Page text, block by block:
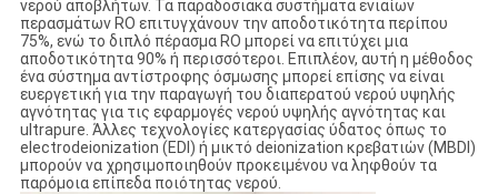
νερού αποβλήτων. Τα παραδοσιακά συστήματα ενιαίων
περασμάτων RO επιτυγχάνουν την αποδοτικότητα περίπου
75%, ενώ το διπλό πέρασμα RO μπορεί να επιτύχει μια
αποδοτικότητα 90% ή περισσότεροι. Επιπλέον, αυτή η μέθοδος
ένα σύστημα αντίστροφης όσμωσης μπορεί επίσης να είναι
ευεργετική για την παραγωγή του διαπερατού νερού υψηλής
αγνότητας για τις εφαρμογές νερού υψηλής αγνότητας και
ultrapure. Άλλες τεχνολογίες κατεργασίας ύδατος όπως το
electrodeionization (EDI) ή μικτό deionization κρεβατιών (MBDI)
μπορούν να χρησιμοποιηθούν προκειμένου να ληφθούν τα
παρόμοια επίπεδα ποιότητας νερού.